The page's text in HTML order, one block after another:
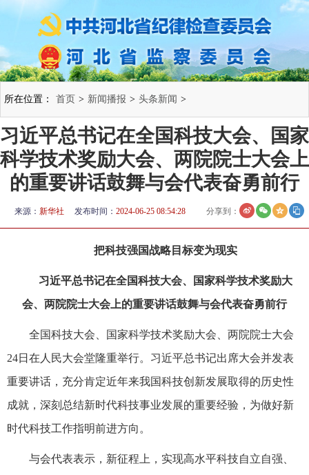
所在位置： 首页 > 新闻播报 > 头条新闻 >
​习近平总书记在全国科技大会、国家
科学技术奖励大会、两院院士大会上
的重要讲话鼓舞与会代表奋勇前行
来源： 新华社 发布时间： 2024-06-25 08:54:28 分享到：
把科技强国战略目标变为现实
习近平总书记在全国科技大会、国家科学技术奖励大
会、两院院士大会上的重要讲话鼓舞与会代表奋勇前行
全国科技大会、国家科学技术奖励大会、两院院士大会
24日在人民大会堂隆重举行。习近平总书记出席大会并发表
重要讲话，充分肯定近年来我国科技创新发展取得的历史性
成就，深刻总结新时代科技事业发展的重要经验，为做好新
时代科技工作指明前进方向。
与会代表表示，新征程上，实现高水平科技自立自强、